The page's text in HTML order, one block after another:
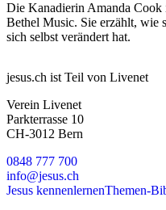
Die Kanadierin Amanda Cook
Bethel Music. Sie erzählt, wie
sich selbst verändert hat.
jesus.ch ist Teil von Livenet
Verein Livenet
Parkterrasse 10
CH-3012 Bern
0848 777 700
info@jesus.ch
Jesus kennenlernenThemen-